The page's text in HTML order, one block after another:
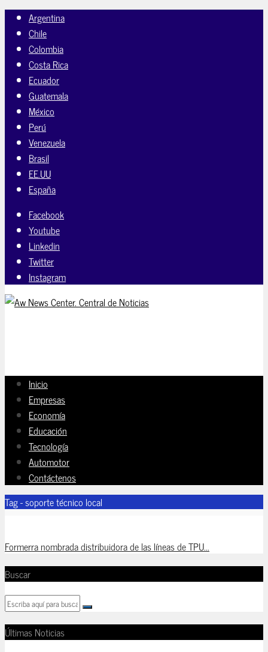
Argentina
Chile
Colombia
Costa Rica
Ecuador
Guatemala
México
Perú
Venezuela
Brasil
EE.UU
España
Facebook
Youtube
Linkedin
Twitter
Instagram
Inicio
Empresas
Economía
Educación
Tecnología
Automotor
Contáctenos
Tag - soporte técnico local
Formerra nombrada distribuidora de las líneas de TPU...
Buscar
Últimas Noticias